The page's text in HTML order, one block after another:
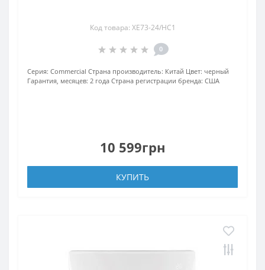
Код товара: XE73-24/HC1
0
Серия: Commercial Страна производитель: Китай Цвет: черный
Гарантия, месяцев: 2 года Страна регистрации бренда: США
10 599грн
КУПИТЬ